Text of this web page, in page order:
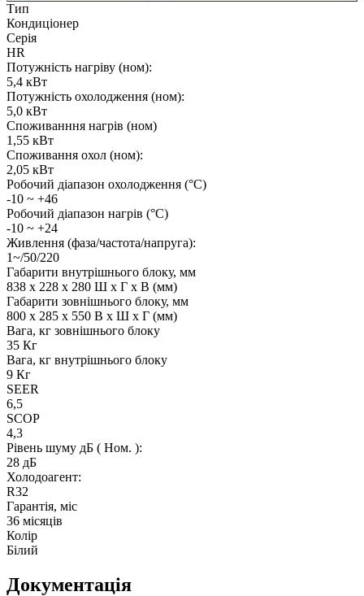
Тип
Кондиціонер
Серія
HR
Потужність нагріву (ном):
5,4 кВт
Потужність охолодження (ном):
5,0 кВт
Споживанння нагрів (ном)
1,55 кВт
Споживання охол (ном):
2,05 кВт
Робочий діапазон охолодження (°C)
-10 ~ +46
Робочий діапазон нагрів (°C)
-10 ~ +24
Живлення (фаза/частота/напруга):
1~/50/220
Габарити внутрішнього блоку, мм
838 х 228 х 280 Ш х Г х В (мм)
Габарити зовнішнього блоку, мм
800 х 285 х 550 В x Ш x Г (мм)
Вага, кг зовнішнього блоку
35 Кг
Вага, кг внутрішнього блоку
9 Кг
SEER
6,5
SCOP
4,3
Рівень шуму дБ ( Ном. ):
28 дБ
Холодоагент:
R32
Гарантія, міс
36 місяців
Колір
Білий
Документація